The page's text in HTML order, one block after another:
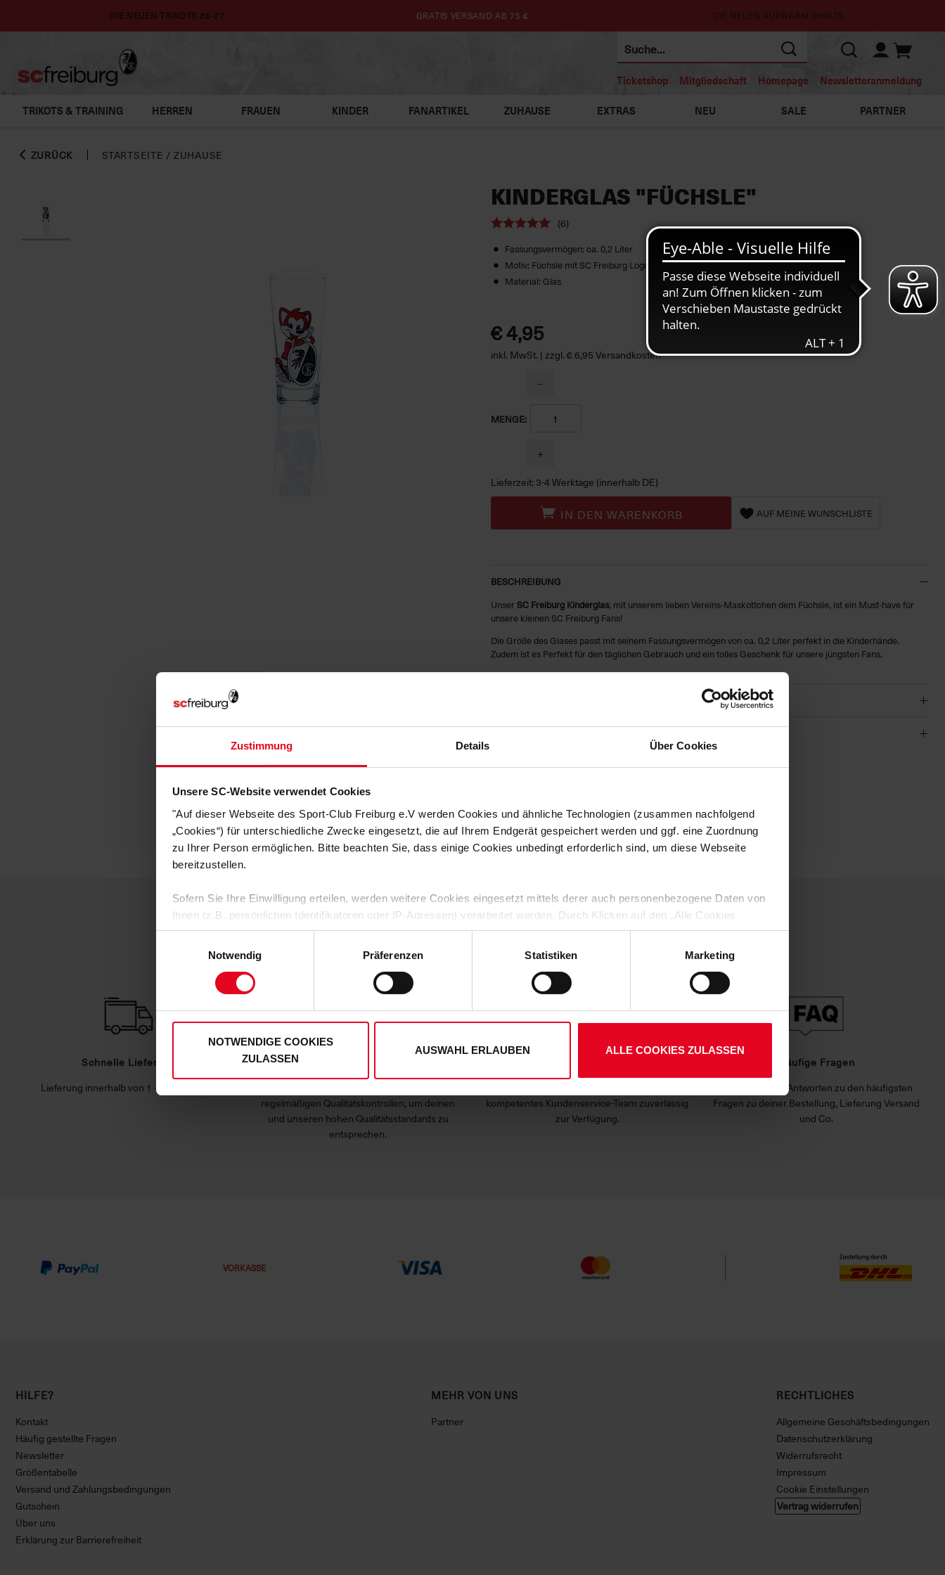
Zustimmung Details Über Cookies
Unsere SC-Website verwendet Cookies
"Auf dieser Webseite des Sport-Club Freiburg e.V werden Cookies und ähnliche Technologien (zusammen nachfolgend
„Cookies“) für unterschiedliche Zwecke eingesetzt, die auf Ihrem Endgerät gespeichert werden und ggf. eine Zuordnung
zu Ihrer Person ermöglichen. Bitte beachten Sie, dass einige Cookies unbedingt erforderlich sind, um diese Webseite
bereitzustellen.
Sofern Sie Ihre Einwilligung erteilen, werden weitere Cookies eingesetzt mittels derer auch personenbezogene Daten von
Ihnen (z.B. persönlichen Identifikatoren oder IP-Adressen) verarbeitet werden. Durch Klicken auf den „Alle Cookies
zulassen“-Button stimmen Sie der Speicherung aller aufgeführten Cookies und der entsprechenden Verarbeitung Ihrer
personenbezogenen Daten für die unten jeweils angegebene Zwecke gem. § 25 Abs. 1 TDDDG, Art. 6 Abs. 1 lit. a DSGVO
Soweit Sie „Notwendige Cookies“ auswählen, werden nur unbedingt erforderliche Cookies eingesetzt. Ihre etwaig erteilten
Notwendig
Präferenzen Statistiken Marketing
NOTWENDIGE COOKIES
ZULASSEN
AUSWAHL ERLAUBEN ALLE COOKIES ZULASSEN
DIE NEUEN TRIKOTS 26-27 GRATIS VERSAND AB 75 € DIE NEUEN AUFWÄRM SHIRTS
Ticketshop Mitgliedschaft Homepage Newsletteranmeldung
TRIKOTS & TRAINING HERREN FRAUEN KINDER FANARTIKEL ZUHAUSE EXTRAS NEU SALE PARTNER
ZURÜCK STARTSEITE / ZUHAUSE
KINDERGLAS "FÜCHSLE"
(6)
Fassungsvermögen: ca. 0,2 Liter
Motiv: Füchsle mit SC Freiburg Logo
Material: Glas
€ 4,95
inkl. MwSt. | zzgl. € 6,95 Versandkosten
MENGE:
−
+
Lieferzeit: 3-4 Werktage (innerhalb DE)
IN DEN WARENKORB AUF MEINE WUNSCHLISTE
BESCHREIBUNG
Unser SC Freiburg Kinderglas, mit unserem lieben Vereins-Maskottchen dem Füchsle, ist ein Must-have für
unsere kleinen SC Freiburg Fans!
Die Größe des Glases passt mit seinem Fassungsvermögen von ca. 0,2 Liter perfekt in die Kinderhände.
Zudem ist es Perfekt für den täglichen Gebrauch und ein tolles Geschenk für unsere jüngsten Fans.
Artikelnummer: 17-100225
DEINE VORTEILE IN UNSEREM SHOP
Schnelle Lieferung
Lieferung innerhalb von 1 - 3 Werktagen.
Hohe Qualitätsstandards
regelmäßigen Qualitätskontrollen, um deinen
und unseren hohen Qualitätsstandards zu
entsprechen.
kompetentes Kundenservice-Team zuverlässig
zur Verfügung.
Häufige Fragen
Hier findest du Antworten zu den häufigsten
Fragen zu deiner Bestellung, Lieferung Versand
und Co.
VORKASSE
HILFE?
Kontakt
Häufig gestellte Fragen
Newsletter
Größentabelle
Versand und Zahlungsbedingungen
Gutschein
Über uns
Erklärung zur Barrierefreiheit
MEHR VON UNS
Partner
RECHTLICHES
Allgemeine Geschäftsbedingungen
Datenschutzerklärung
Widerrufsrecht
Impressum
Cookie Einstellungen
Vertrag widerrufen